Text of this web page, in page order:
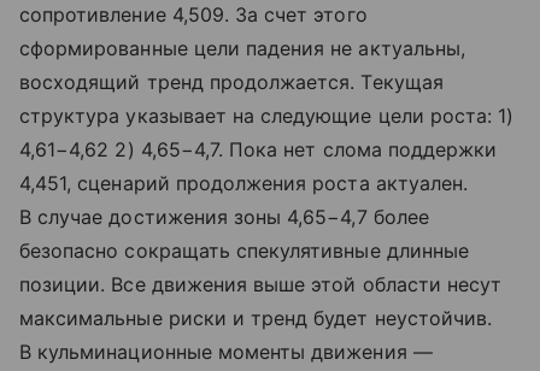
сопротивление 4,509. За счет этого
сформированные цели падения не актуальны,
восходящий тренд продолжается. Текущая
структура указывает на следующие цели роста: 1)
4,61−4,62 2) 4,65−4,7. Пока нет слома поддержки
4,451, сценарий продолжения роста актуален.
В случае достижения зоны 4,65−4,7 более
безопасно сокращать спекулятивные длинные
позиции. Все движения выше этой области несут
максимальные риски и тренд будет неустойчив.
В кульминационные моменты движения —